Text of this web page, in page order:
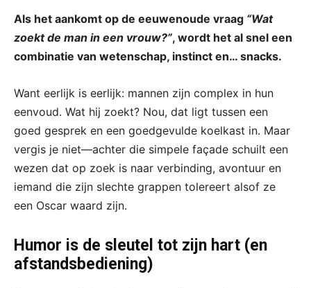
Als het aankomt op de eeuwenoude vraag “Wat
zoekt de man in een vrouw?”, wordt het al snel een
combinatie van wetenschap, instinct en… snacks.
Want eerlijk is eerlijk: mannen zijn complex in hun
eenvoud. Wat hij zoekt? Nou, dat ligt tussen een
goed gesprek en een goedgevulde koelkast in. Maar
vergis je niet—achter die simpele façade schuilt een
wezen dat op zoek is naar verbinding, avontuur en
iemand die zijn slechte grappen tolereert alsof ze
een Oscar waard zijn.
Humor is de sleutel tot zijn hart (en
afstandsbediening)